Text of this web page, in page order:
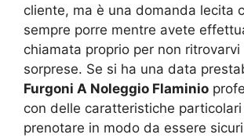
cliente, ma è una domanda lecita
sempre porre mentre avete
chiamata proprio per non
sorprese. Se si ha una data
Furgoni A Noleggio Flaminio
con delle caratteristiche
prenotare in modo da essere